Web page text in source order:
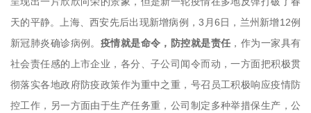
天的平静。上海、西安先后出现新增病例，3月6日，兰州新增12例
新冠肺炎确诊病例。 疫情就是命令，防控就是责任 ，作为一家具有
社会责任感的上市企业，各分、子公司闻令而动，一方面把积极贯
彻落实各地政府防疫政策作为重中之重，号召员工积极响应疫情防
控工作，另一方面由于生产任务重，公司制定多种举措保生产，公